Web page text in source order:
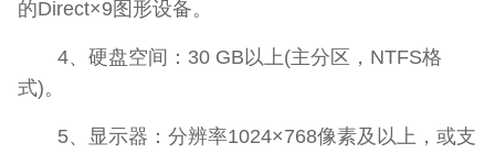
的Direct×9图形设备。
4、硬盘空间：30 GB以上(主分区，NTFS格
式)。
5、显示器：分辨率1024×768像素及以上，或支